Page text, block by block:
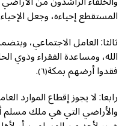
المستقطع إحياءه، وجعل
ثالثا: العامل الاجتماعي،
الله، ومساعدة الفقراء وذوي
فقدوا أرضهم بمكة(٦) .
رابعا: لا يجوز إقطاع الموارد
والأراضي التي هي ملك مسلم